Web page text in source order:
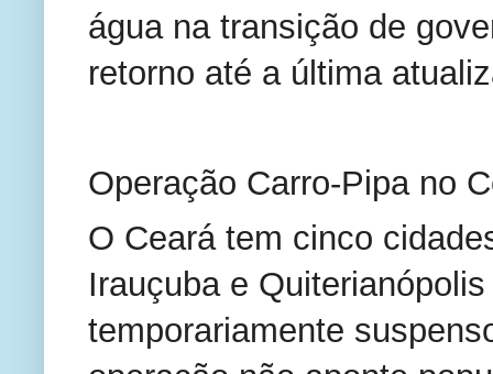
água na transição de
retorno até a última
Operação Carro-Pipa no
O Ceará tem cinco
Irauçuba e
temporariamente